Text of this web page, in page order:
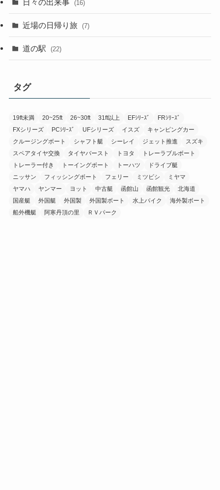
日々の出来事 (16)
近場の日帰り旅 (7)
道の駅 (22)
タグ
19ft未満 20~25ft 26~30ft 31ft以上 EFｼﾘｰｽﾞ
FRｼﾘｰｽﾞ
FXシリーズ
PCｼﾘｰｽﾞ UFシリーズ イスズ
キャンピングカー
クルージングボート
シャフト艇 シーレイ ジェット推進
スズキ
スペアタイヤ交換
タイヤバースト トヨタ
トレーラブルボート
トレーラー付き
トーイングボート トーハツ
ドライブ艇
ニッサン
フィッシングボート フェリー ミツビシ
ミヤマ
ヤマハ
ヤンマー ヨット 中古艇 函館山 函館観光
北海道
国産艇
外国艇 外国製 外国製ボート 水上バイク
海外製ボート
船外機艇
阿寒丹頂の里 ＲＶパーク